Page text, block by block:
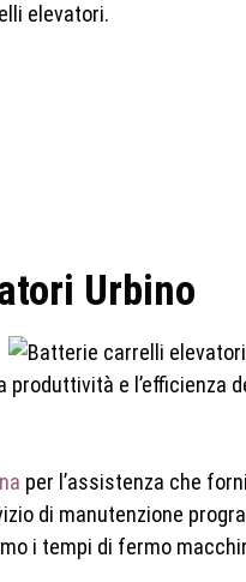
elevatori.
Urbino
e l’efficienza
per l’assistenza che
di manutenzione
i tempi di fermo